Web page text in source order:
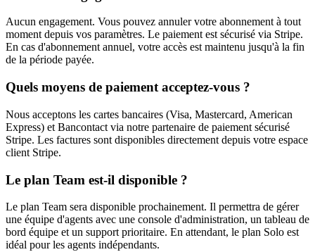
Aucun engagement. Vous pouvez annuler votre abonnement à tout
moment depuis vos paramètres. Le paiement est sécurisé via Stripe.
En cas d'abonnement annuel, votre accès est maintenu jusqu'à la fin
de la période payée.
Quels moyens de paiement acceptez-vous ?
Nous acceptons les cartes bancaires (Visa, Mastercard, American
Express) et Bancontact via notre partenaire de paiement sécurisé
Stripe. Les factures sont disponibles directement depuis votre espace
client Stripe.
Le plan Team est-il disponible ?
Le plan Team sera disponible prochainement. Il permettra de gérer
une équipe d'agents avec une console d'administration, un tableau de
bord équipe et un support prioritaire. En attendant, le plan Solo est
idéal pour les agents indépendants.